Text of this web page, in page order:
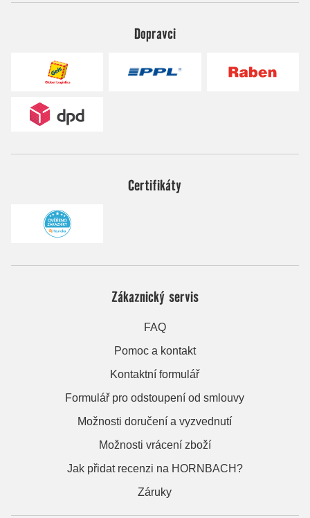
Dopravci
Certifikáty
Zákaznický servis
FAQ
Pomoc a kontakt
Kontaktní formulář
Formulář pro odstoupení od smlouvy
Možnosti doručení a vyzvednutí
Možnosti vrácení zboží
Jak přidat recenzi na HORNBACH?
Záruky